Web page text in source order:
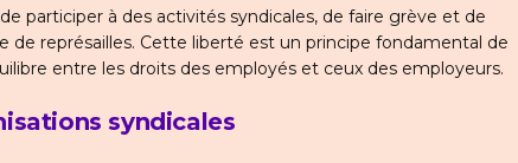
participer à des activités syndicales, de faire grève et de
de représailles. Cette liberté est un principe fondamental de
entre les droits des employés et ceux des employeurs.
syndicales